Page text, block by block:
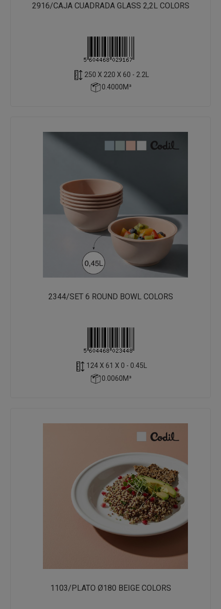
2916/CAJA CUADRADA GLASS 2,2L COLORS
250 X 220 X 60 - 2.2L
0.4000M³
2344/SET 6 ROUND BOWL COLORS
124 X 61 X 0 - 0.45L
0.0060M³
1103/PLATO Ø180 BEIGE COLORS